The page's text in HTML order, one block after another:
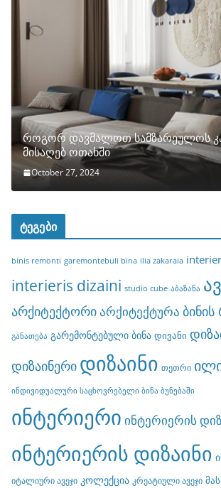
როგორ დავმალოთ სამზარეულოს
მისაღებ ოთახში
October 27, 2024
ტეგები
binis remonti garemontebuli bina ilia zakaraia
interieris dizaini studio cube აბაზანა
არქიტექტორიარქიტექტურა
განათება გარემონტებული ბინა დივანი
დიზაინერი დიზაინი თეთრი
ინდივიდუალური საცხოვრებელი ბინა ბუნებაში
ინტერიერი ინტერიერის
ინტერიერის დიზაინი
იტალიური ავეჯი კოლექცია კრეატიული ავეჯი